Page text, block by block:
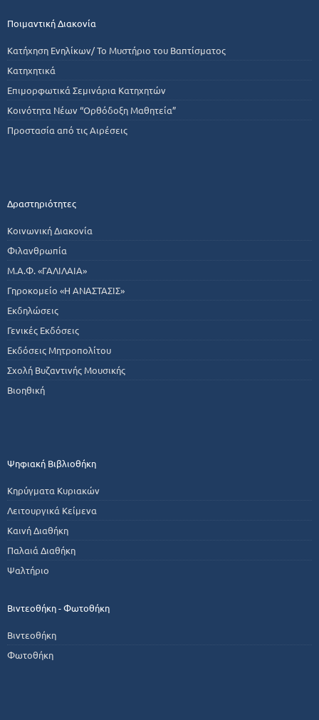
Ποιμαντική Διακονία
Κατήχηση Ενηλίκων/ Το Μυστήριο του Βαπτίσματος
Κατηχητικά
Επιμορφωτικά Σεμινάρια Κατηχητών
Κοινότητα Νέων “Ορθόδοξη Μαθητεία”
Προστασία από τις Αιρέσεις
Δραστηριότητες
Κοινωνική Διακονία
Φιλανθρωπία
Μ.Α.Φ. «ΓΑΛΙΛΑΙΑ»
Γηροκομείο «Η ΑΝΑΣΤΑΣΙΣ»
Εκδηλώσεις
Γενικές Εκδόσεις
Εκδόσεις Μητροπολίτου
Σχολή Βυζαντινής Μουσικής
Βιοηθική
Ψηφιακή Βιβλιοθήκη
Κηρύγματα Κυριακών
Λειτουργικά Κείμενα
Καινή Διαθήκη
Παλαιά Διαθήκη
Ψαλτήριο
Βιντεοθήκη - Φωτοθήκη
Βιντεοθήκη
Φωτοθήκη